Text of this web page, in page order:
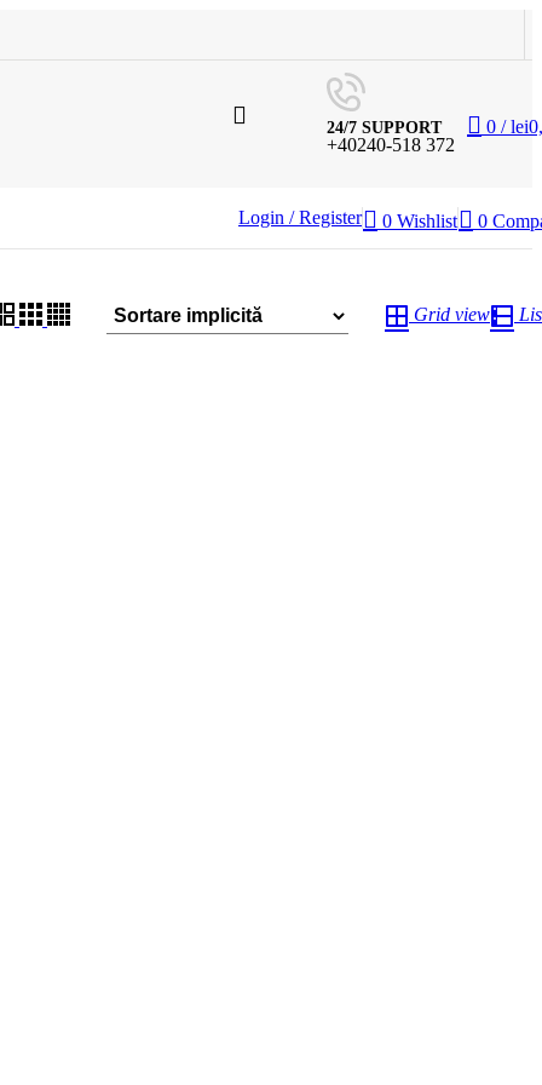
24/7 SUPPORT
+40240-518 372
0 / lei
Login / Register 0 Wishlist 0
Grid view